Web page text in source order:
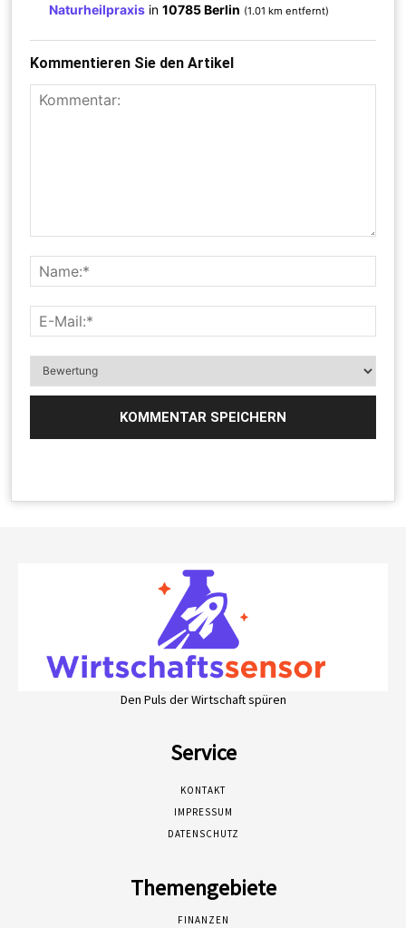
Naturheilpraxis in10785 Berlin (1.01 km entfernt)
Kommentieren Sie den Artikel
Den Puls der Wirtschaft spüren
Service
KONTAKT
IMPRESSUM
DATENSCHUTZ
Themengebiete
FINANZEN